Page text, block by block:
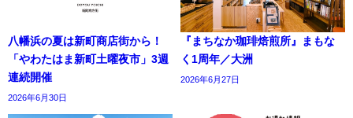
八幡浜の夏は新町商店街から！
「やわたはま新町土曜夜市」3週
連続開催
2026年6月30日
『まちなか珈琲焙煎所』まもな
く1周年／大洲
2026年6月27日